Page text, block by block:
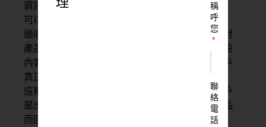
資訊。
可以使用適當的CRM系統來執行這樣的操作：通
過收集來自各個銷售管道的客戶數據，衡量他們對
產品電子郵件發送者的響應，以及估算在給定時段
內客戶拜訪的次數，可以看到有多少百分比的客戶
真正對你的品牌感到滿意。
這種方法的明顯缺陷是，我們永遠不知道哪個客戶
是出於強迫而再次購買，而哪個客戶是因為新產品
而回購。例如，眾所周知的事實是Apple手機充電
稱
呼
您
聯
絡
電
話